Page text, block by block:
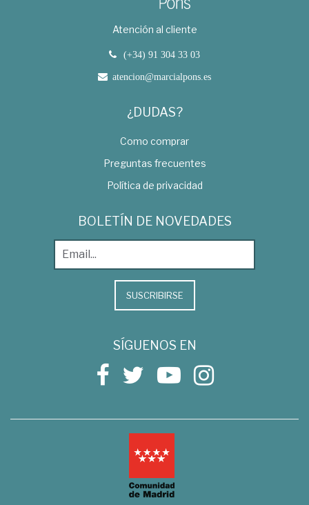
Atención al cliente
(+34) 91 304 33 03
atencion@marcialpons.es
¿DUDAS?
Como comprar
Preguntas frecuentes
Política de privacidad
BOLETÍN DE NOVEDADES
SUSCRIBIRSE
SÍGUENOS EN